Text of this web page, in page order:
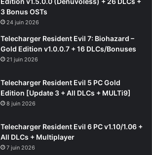
3 Bonus OSTs
24 juin 2026
Telecharger Resident Evil 7: Biohazard –
Gold Edition v1.0.0.7 + 16 DLCs/Bonuses
21 juin 2026
Telecharger Resident Evil 5 PC Gold
Edition [Update 3 + All DLCs + MULTi9]
8 juin 2026
Telecharger Resident Evil 6 PC v1.10/1.06 +
All DLCs + Multiplayer
7 juin 2026